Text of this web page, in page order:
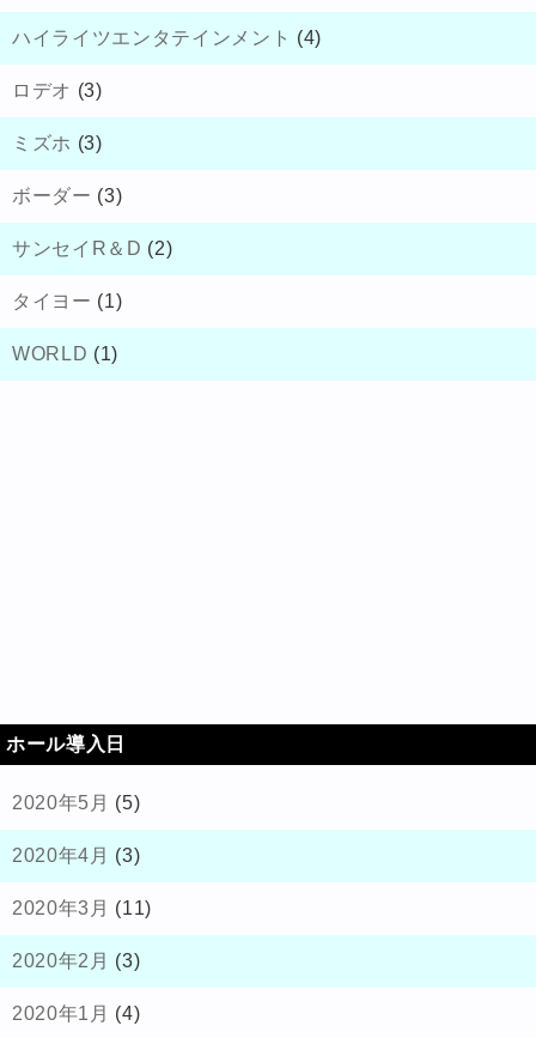
ハイライツエンタテインメント (4)
ロデオ (3)
ミズホ (3)
ボーダー (3)
サンセイR＆D (2)
タイヨー (1)
WORLD (1)
ホール導入日
2020年5月 (5)
2020年4月 (3)
2020年3月 (11)
2020年2月 (3)
2020年1月 (4)